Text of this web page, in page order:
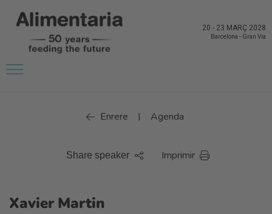
20 - 23 MARÇ 2028
Barcelona - Gran Via
Enrere | Agenda
Share speaker Imprimir
Xavier Martin